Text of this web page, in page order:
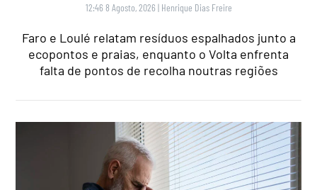
12:46 8 Agosto, 2026 | Henrique Dias Freire
Faro e Loulé relatam resíduos espalhados junto a
ecopontos e praias, enquanto o Volta enfrenta
falta de pontos de recolha noutras regiões